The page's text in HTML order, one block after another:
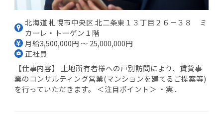
北海道 札幌市中央区 北二条東１３丁目２６－３８ ミ
カーレ・トーゲン１階
月給3,500,000円 ～ 25,000,000円
正社員
【仕事内容】 土地所有者様への戸別訪問により、賃貸事
業のコンサルティング営業(マンションを建てるご提案等)
を行っていただきます。 ＜注目ポイント＞ ・実...